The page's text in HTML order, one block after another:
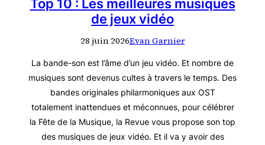
de jeux vidéo
28 juin 2026Evan Garnier
La bande-son est l’âme d’un jeu vidéo. Et nombre de
musiques sont devenus cultes à travers le temps. Des
bandes originales philarmoniques aux OST
totalement inattendues et méconnues, pour célébrer
la Fête de la Musique, la Revue vous propose son top
des musiques de jeux vidéo. Et il va y avoir des